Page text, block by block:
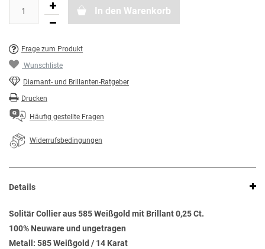
In den Warenkorb
Frage zum Produkt
Wunschliste
Diamant- und Brillanten-Ratgeber
Drucken
Häufig gestellte Fragen
Widerrufsbedingungen
Details
Solitär Collier aus 585 Weißgold mit Brillant 0,25 Ct.
100% Neuware und ungetragen
Metall: 585 Weißgold / 14 Karat